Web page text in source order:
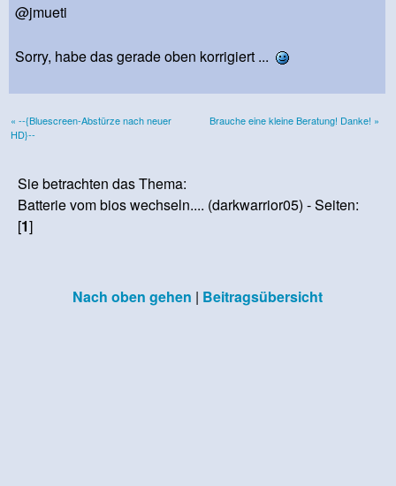
@jmueti
Sorry, habe das gerade oben korrigiert ...
« --{Bluescreen-Abstürze nach neuer
HD}--
Brauche eine kleine Beratung! Danke! »
Sie betrachten das Thema:
Batterie vom bios wechseln.... (darkwarrior05) - Seiten:
[1]
Nach oben gehen | Beitragsübersicht